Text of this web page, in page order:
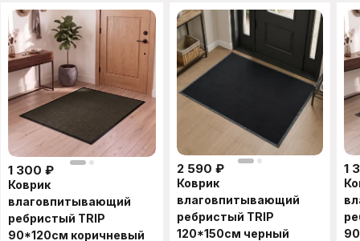
1 300 ₽
Коврик
влаговпитывающий
ребристый TRIP
90*120см коричневый
2 590 ₽
Коврик
влаговпитывающий
ребристый TRIP
120*150см черный
1